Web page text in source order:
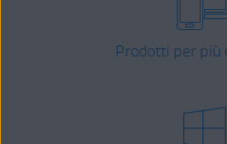
Prodotti per più